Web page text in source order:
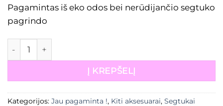
Pagamintas iš eko odos bei nerūdijančio segtuko
pagrindo
produkto kiekis: Eko odos kaspinas mėtinis
Į KREPŠELĮ
Kategorijos: Jau pagaminta !, Kiti aksesuarai, Segtukai